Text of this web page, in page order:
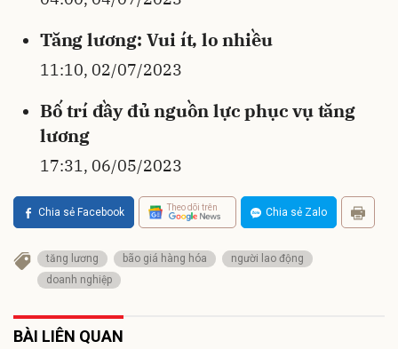
Tăng lương: Vui ít, lo nhiều
11:10, 02/07/2023
Bố trí đầy đủ nguồn lực phục vụ tăng
lương
17:31, 06/05/2023
Chia sẻ Facebook Theo dõi trên Chia sẻ Zalo
tăng lương bão giá hàng hóa
người lao động
doanh nghiệp
BÀI LIÊN QUAN